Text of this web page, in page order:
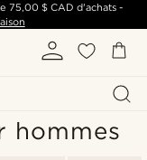
75,00 $ CAD d'achats -
hommes